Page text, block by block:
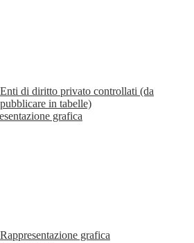
Enti di diritto privato controllati (da
pubblicare in tabelle)
grafica
Rappresentazione grafica